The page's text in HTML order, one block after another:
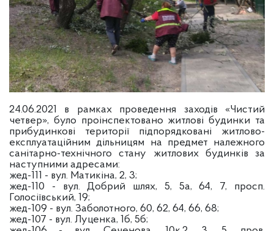
24.06.2021 в рамках проведення заходів «Чистий
четвер», було проінспектовано житлові будинки та
прибудинкові території підпорядковані житлово-
експлуатаційним дільницям на предмет належного
санітарно-технічного стану житлових будинків за
наступними адресами:
жед-111 - вул. Матикіна, 2, 3;
жед-110 - вул. Добрий шлях, 5, 5а, 64, 7, просп.
Голосіївський, 19;
жед-109 - вул. Заболотного, 60, 62, 64, 66, 68;
жед-107 - вул. Луценка, 1б, 5б;